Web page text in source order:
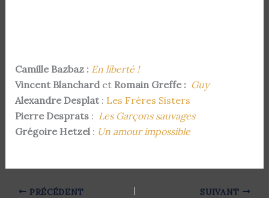
Camille Bazbaz : En liberté !
Vincent BlanchardetRomain Greffe : Guy
Alexandre Desplat : Les Frères Sisters
Pierre Desprats: Les Garçons sauvages
Grégoire Hetzel: Un amour impossible
PRÉCÉDENT SUIVANT